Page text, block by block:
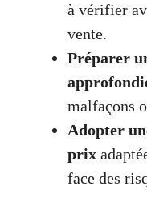
à vérifier
vente.
Préparer
malfaçons
Adopter
prix
face des